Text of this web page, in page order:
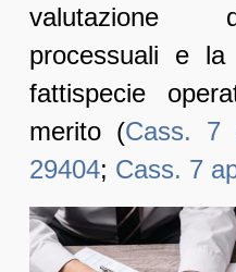
valutazione
processuali e la
fattispecie
merito (Cass. 7
29404; Cass. 7